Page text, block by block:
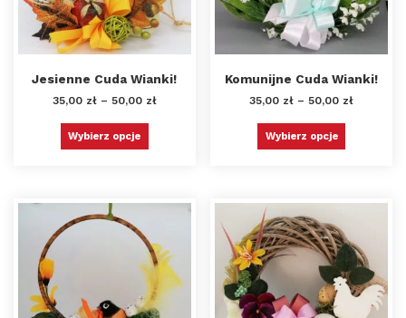
Jesienne Cuda Wianki!
35,00 zł – 50,00 zł
Wybierz opcje
Komunijne Cuda Wianki!
35,00 zł – 50,00 zł
Wybierz opcje